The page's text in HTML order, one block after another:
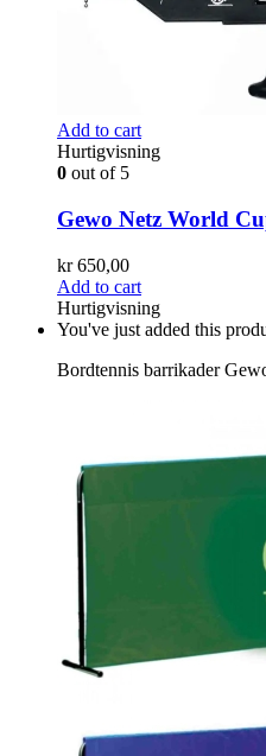
Add to cart
Hurtigvisning
0 out of 5
Gewo Netz World
kr650,00
Add to cart
Hurtigvisning
You've just added this
Bordtennis barrikader